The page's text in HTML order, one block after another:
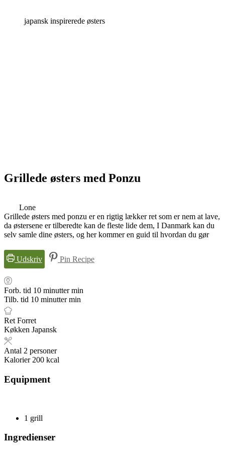
japansk inspirerede østers
Grillede østers med Ponzu
Lone
Grillede østers med ponzu er en rigtig lækker ret som er nem at lave,
da østersene er tilberedte kan de fleste lide dem, I Danmark kan du
selv samle dine østers, og her kommer en guid til hvordan du gør
Udskriv Pin Recipe
Forb. tid 10 minutter min
Tilb. tid 10 minutter min
Ret Forret
Køkken Japansk
Antal 2 personer
Kalorier 200 kcal
Equipment
1 grill
Ingredienser